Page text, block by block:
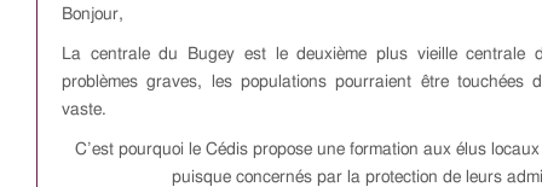
Bonjour,
La centrale du Bugey est le deuxième plus vieille centrale
problèmes graves, les populations pourraient être touchées
vaste.
C’est pourquoi le Cédis propose une formation aux élus
puisque concernés par la protection de leurs